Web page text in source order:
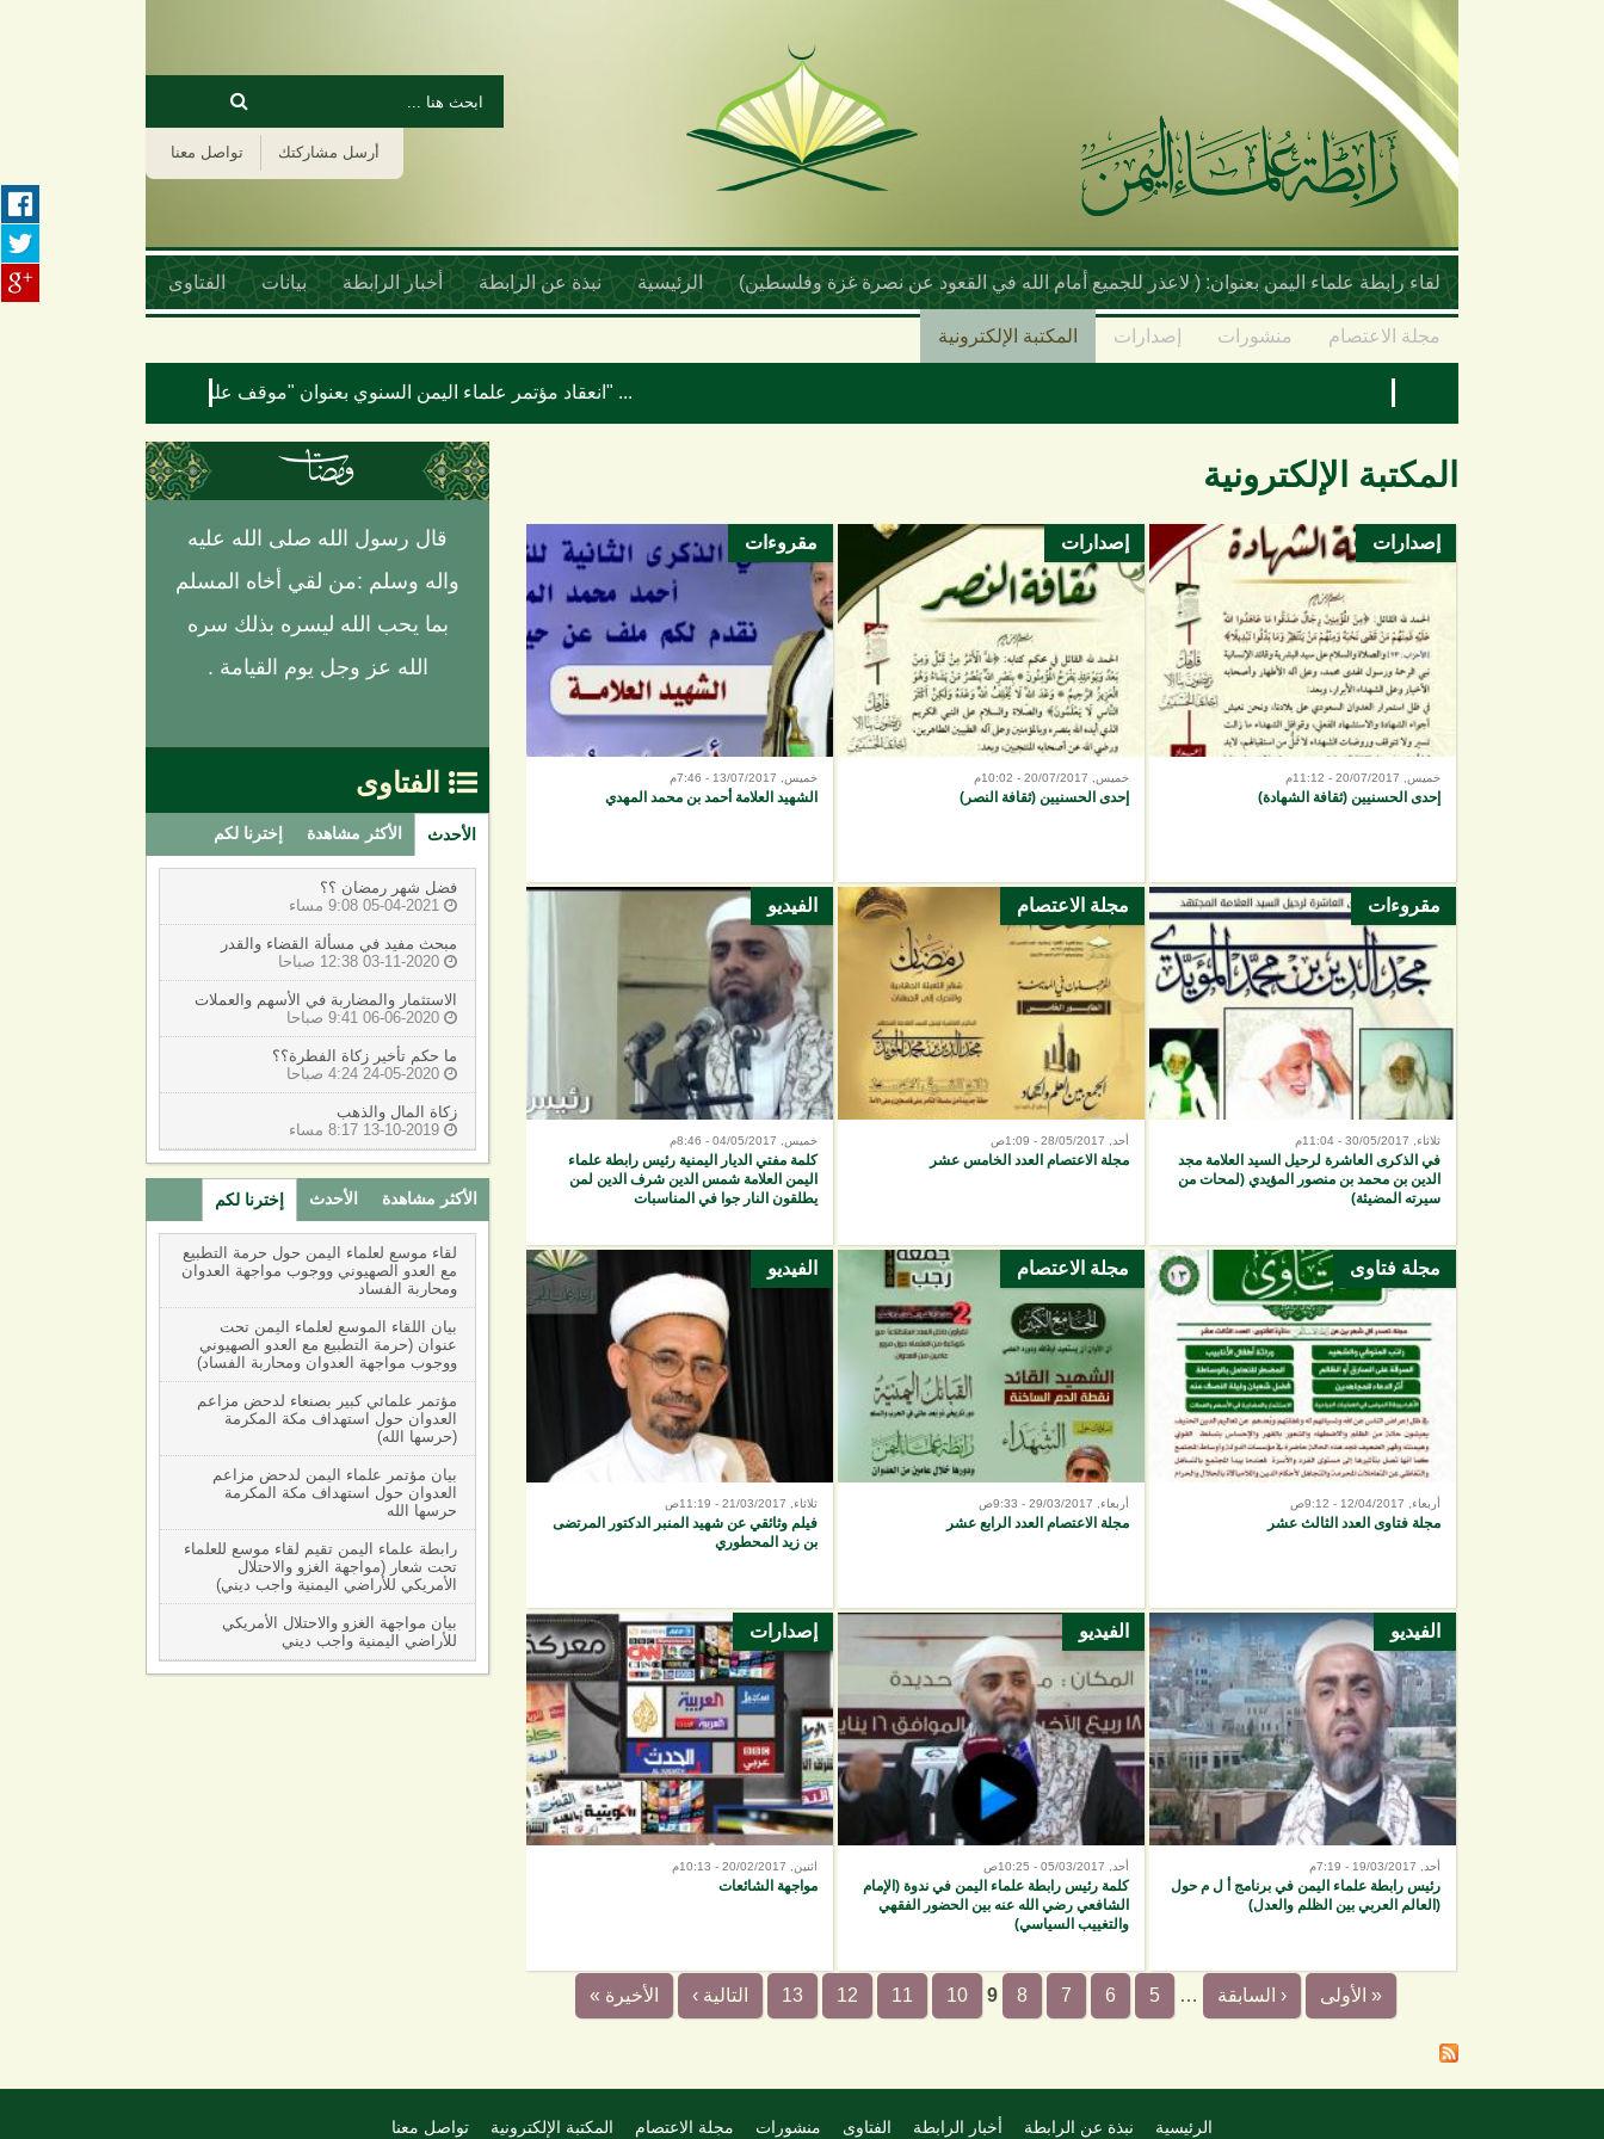
تجاوز إلى المحتوى الرئيسي
استمارة البحث
‏بحث ‏
تواصل معنا أرسل مشاركتك
لقاء رابطة علماء اليمن بعنوان: ( لاعذر للجميع أمام الله في القعود عن نصرة غزة وفلسطين) الرئيسية نبذة عن الرابطة أخبار الرابطة بيانات الفتاوى
مجلة الاعتصام منشورات إصدارات المكتبة الإلكترونية
قال رسول الله صلى الله عليه
واله وسلم :من لقي أخاه المسلم
بما يحب الله ليسره بذلك سره
الله عز وجل يوم القيامة .
 الفتاوى
الأحدث الأكثر مشاهدة إخترنا لكم
فضل شهر رمضان ؟؟

مبحث مفيد في مسألة القضاء والقدر

الاستثمار والمضاربة في الأسهم والعملات

ما حكم تأخير زكاة الفطرة؟؟

زكاة المال والذهب

الأكثر مشاهدة الأحدث إخترنا لكم
‏لقاء موسع لعلماء اليمن حول حرمة التطبيع
مع العدو الصهيوني ووجوب مواجهة العدوان
ومحاربة الفساد
بيان اللقاء الموسع لعلماء اليمن تحت
عنوان (حرمة التطبيع مع العدو الصهيوني
ووجوب مواجهة العدوان ومحاربة الفساد)
مؤتمر علمائي كبير بصنعاء لدحض مزاعم
العدوان حول استهداف مكة المكرمة
(حرسها الله)
بيان مؤتمر علماء اليمن لدحض مزاعم
العدوان حول استهداف مكة المكرمة
حرسها الله
رابطة علماء اليمن تقيم لقاء موسع للعلماء
تحت شعار (مواجهة الغزو والاحتلال
الأمريكي للأراضي اليمنية واجب ديني)
بيان مواجهة الغزو والاحتلال الأمريكي
للأراضي اليمنية واجب ديني
المكتبة الإلكترونية
إصدارات
خميس, 20/07/2017 - 11:12م
إحدى الحسنيين (ثقافة الشهادة)
إصدارات
خميس, 20/07/2017 - 10:02م
إحدى الحسنيين (ثقافة النصر)
مقروءات
خميس, 13/07/2017 - 7:46م
الشهيد العلامة أحمد بن محمد المهدي
مقروءات
ثلاثاء, 30/05/2017 - 11:04م
في الذكرى العاشرة لرحيل السيد العلامة مجد
الدين بن محمد بن منصور المؤيدي (لمحات من
سيرته المضيئة)
مجلة الاعتصام
أحد, 28/05/2017 - 1:09ص
مجلة الاعتصام العدد الخامس عشر
الفيديو
خميس, 04/05/2017 - 8:46م
كلمة مفتي الديار اليمنية رئيس رابطة علماء
اليمن العلامة شمس الدين شرف الدين لمن
يطلقون النار جوا في المناسبات
مجلة فتاوى
أربعاء, 12/04/2017 - 9:12ص
مجلة فتاوى العدد الثالث عشر
مجلة الاعتصام
أربعاء, 29/03/2017 - 9:33ص
مجلة الاعتصام العدد الرابع عشر
الفيديو
ثلاثاء, 21/03/2017 - 11:19ص
فيلم وثائقي عن شهيد المنبر الدكتور المرتضى
بن زيد المحطوري
الفيديو
أحد, 19/03/2017 - 7:19م
رئيس رابطة علماء اليمن في برنامج أ ل م حول
(العالم العربي بين الظلم والعدل)
الفيديو
أحد, 05/03/2017 - 10:25ص
كلمة رئيس رابطة علماء اليمن في ندوة (الإمام
الشافعي رضي الله عنه بين الحضور الفقهي
والتغييب السياسي)
إصدارات
اثنين, 20/02/2017 - 10:13م
مواجهة الشائعات
الصفحات
« الأولى ‹ السابقة …
5
6
7
8
9
10
11
12
13 التالية › الأخيرة »
الرئيسية نبذة عن الرابطة أخبار الرابطة الفتاوى منشورات مجلة الاعتصام المكتبة الإلكترونية تواصل معنا